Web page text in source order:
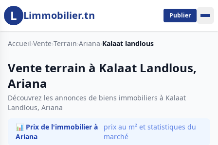
Aller au contenu principal
L Limmobilier.tn Publier
Accueil›Vente›Terrain›Ariana›Kalaat landlous
Vente terrain à Kalaat Landlous,
Ariana
Découvrez les annonces de biens immobiliers à Kalaat
Landlous, Ariana
📊 Prix de l'immobilier à
Ariana
prix au m² et statistiques du
marché